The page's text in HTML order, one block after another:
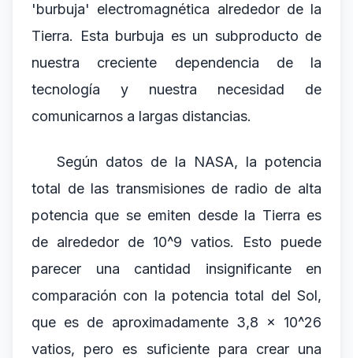
'burbuja' electromagnética alrededor de la
Tierra. Esta burbuja es un subproducto de
nuestra creciente dependencia de la
tecnología y nuestra necesidad de
comunicarnos a largas distancias.
Según datos de la NASA, la potencia
total de las transmisiones de radio de alta
potencia que se emiten desde la Tierra es
de alrededor de 10^9 vatios. Esto puede
parecer una cantidad insignificante en
comparación con la potencia total del Sol,
que es de aproximadamente 3,8 x 10^26
vatios, pero es suficiente para crear una